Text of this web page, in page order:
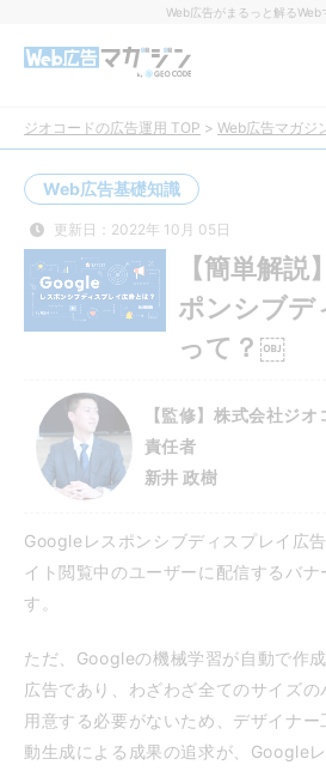
Web広告がまるっと解るWeb
ジオコードの広告運用 TOP > Web広告マガジ
Web広告基礎知識
更新日：2022年 10月 05日
【簡単解
ポンシブデ
って？￼
【監修】株式会社ジ
責任者
新井 政樹
Googleレスポンシブディスプレイ広
イト閲覧中のユーザーに配信するバナ
す。
ただ、Googleの機械学習が自動で作
広告であり、わざわざ全てのサイズ
用意する必要がないため、デザイナ
動生成による成果の追求が、Google